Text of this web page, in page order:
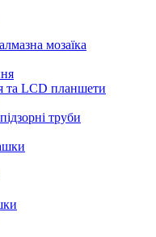
мозаїка
та LCD планшети
труби